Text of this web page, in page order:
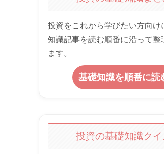
投資をこれから学びたい方向け
知識記事を読む順番に沿って整
ます。
基礎知識を順番に読
投資の基礎知識クイ